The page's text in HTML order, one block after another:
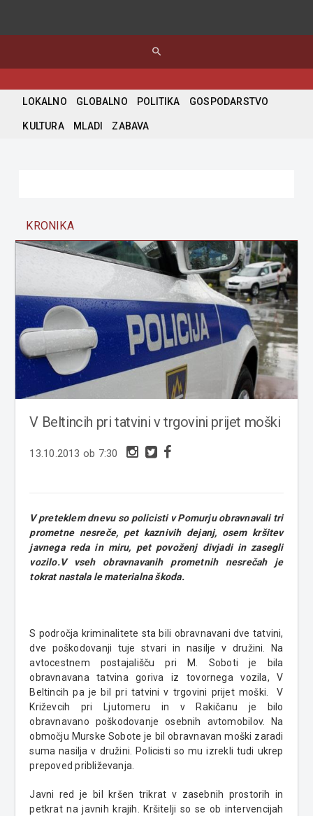
search
LOKALNO GLOBALNO POLITIKA GOSPODARSTVO
KULTURA MLADI ZABAVA
KRONIKA
V Beltincih pri tatvini v trgovini prijet moški
13.10.2013 ob 7:30
V preteklem dnevu so policisti v Pomurju obravnavali tri
prometne nesreče, pet kaznivih dejanj, osem kršitev
javnega reda in miru, pet povoženj divjadi in zasegli
vozilo.V vseh obravnavanih prometnih nesrečah je
tokrat nastala le materialna škoda.
S področja kriminalitete sta bili obravnavani dve tatvini,
dve poškodovanji tuje stvari in nasilje v družini. Na
avtocestnem postajališču pri M. Soboti je bila
obravnavana tatvina goriva iz tovornega vozila, V
Beltincih pa je bil pri tatvini v trgovini prijet moški. V
Križevcih pri Ljutomeru in v Rakičanu je bilo
obravnavano poškodovanje osebnih avtomobilov. Na
območju Murske Sobote je bil obravnavan moški zaradi
suma nasilja v družini. Policisti so mu izrekli tudi ukrep
prepoved približevanja.
Javni red je bil kršen trikrat v zasebnih prostorih in
petkrat na javnih krajih. Kršitelji so se ob intervencijah